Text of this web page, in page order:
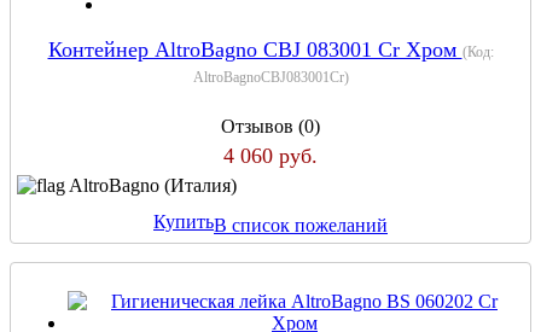
Контейнер AltroBagno CBJ 083001 Cr Хром (Код:
AltroBagnoCBJ083001Cr)
Отзывов (0)
4 060 руб.
AltroBagno (Италия)
КупитьВ список пожеланий